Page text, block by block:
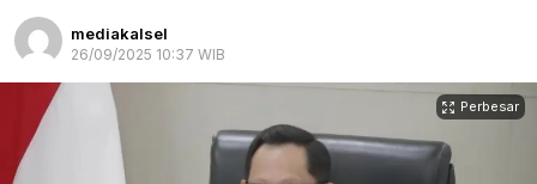
mediakalsel
26/09/2025 10:37 WIB
Perbesar